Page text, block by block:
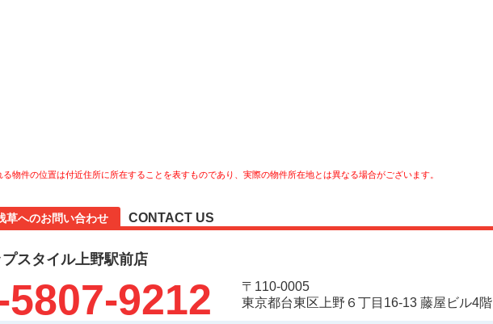
物件の位置は付近住所に所在することを表すものであり、実際の物件所在地とは異なる場合がございます。
草へのお問い合わせ CONTACT US
スタイル上野駅前店
5807-9212
〒110-0005
東京都台東区上野６丁目16-13 藤屋ビル4階